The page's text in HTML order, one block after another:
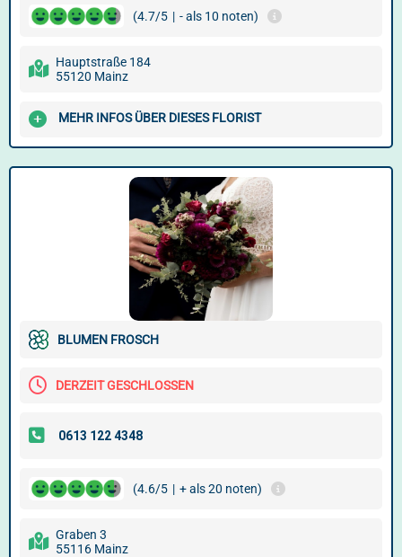
(4.7/5 | - als 10 noten)
Hauptstraße 184
55120 Mainz
MEHR INFOS ÜBER DIESES FLORIST
BLUMEN FROSCH
DERZEIT GESCHLOSSEN
(4.6/5 | + als 20 noten)
Graben 3
55116 Mainz